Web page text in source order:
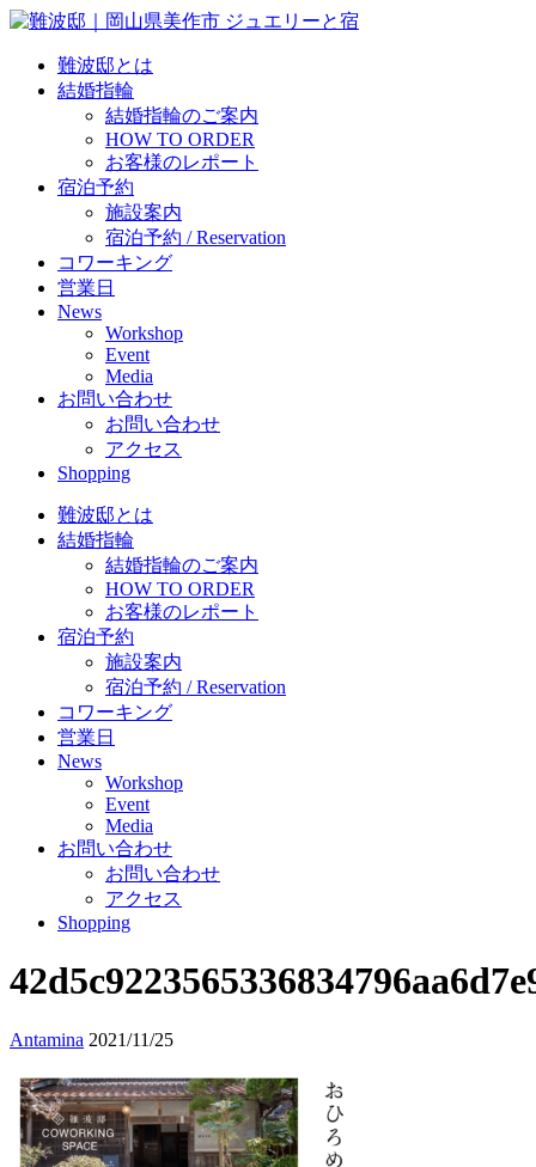
難波邸とは
結婚指輪
結婚指輪のご案内
HOW TO ORDER
お客様のレポート
宿泊予約
施設案内
宿泊予約 / Reservation
コワーキング
営業日
News
Workshop
Event
Media
お問い合わせ
お問い合わせ
アクセス
Shopping
難波邸とは
結婚指輪
結婚指輪のご案内
HOW TO ORDER
お客様のレポート
宿泊予約
施設案内
宿泊予約 / Reservation
コワーキング
営業日
News
Workshop
Event
Media
お問い合わせ
お問い合わせ
アクセス
Shopping
Antamina 2021/11/25